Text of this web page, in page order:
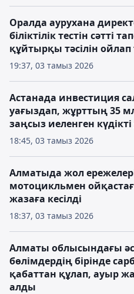
19:37, 03 тамыз 2026
Оралда аурухана
біліктілік тестін сәтті
құйтырқы тәсілін
18:45, 03 тамыз 2026
Астанада инвестиция
уағыздап, жұрттың 35
заңсыз иеленген
18:37, 03 тамыз 2026
Алматыда жол
мотоцикльмен
жазаға кесілді
Алматы облысындағы
бөлімдердің бірінде
қабаттан құлап, ауыр
алды